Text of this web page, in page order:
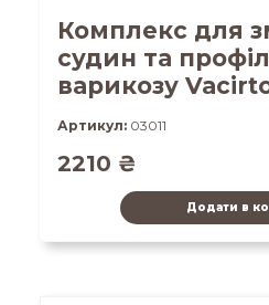
Комплекс для
судин та
варикозу
Артикул: 03011
2210 ₴
Додати в